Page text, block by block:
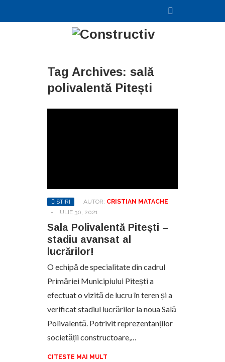
Tag Archives: sală
polivalentă Pitești
STIRI AUTOR: CRISTIAN MATACHE
-
IULIE 30, 2021
Sala Polivalentă Pitești –
stadiu avansat al
lucrărilor!
O echipă de specialitate din cadrul
Primăriei Municipiului Pitești a
efectuat o vizită de lucru în teren și a
verificat stadiul lucrărilor la noua Sală
Polivalentă. Potrivit reprezentanților
societății constructoare,…
CITESTE MAI MULT